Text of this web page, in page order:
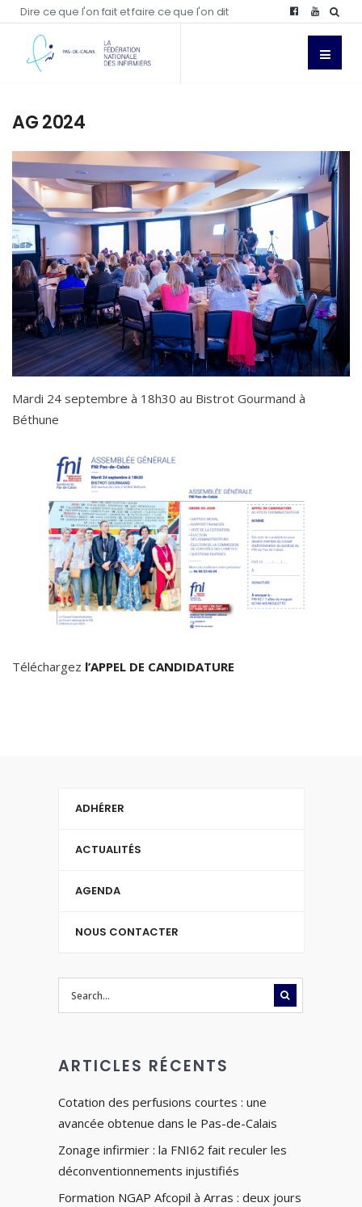
Dire ce que l'on fait et faire ce que l'on dit
AG 2024
Mardi 24 septembre à 18h30 au Bistrot Gourmand à
Béthune
Téléchargez l’APPEL DE CANDIDATURE
ADHÉRER
ACTUALITÉS
AGENDA
NOUS CONTACTER
ARTICLES RÉCENTS
Cotation des perfusions courtes : une
avancée obtenue dans le Pas-de-Calais
Zonage infirmier : la FNI62 fait reculer les
déconventionnements injustifiés
Formation NGAP Afcopil à Arras : deux jours